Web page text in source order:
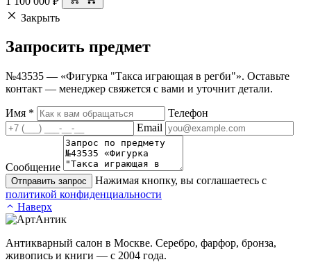
Закрыть
Запросить предмет
№43535 — «Фигурка "Такса играющая в регби"». Оставьте
контакт — менеджер свяжется с вами и уточнит детали.
Имя *
Телефон
Email
Сообщение
Отправить запрос
Нажимая кнопку, вы соглашаетесь с
политикой конфиденциальности
Наверх
Антикварный салон в Москве. Серебро, фарфор, бронза,
живопись и книги — с 2004 года.